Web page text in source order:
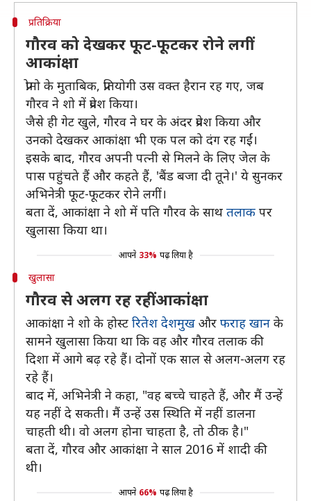
प्रतिक्रिया
गौरव को देखकर फूट-फूटकर रोने लगीं
आकांक्षा
प्रोमो के मुताबिक, प्रतियोगी उस वक्त हैरान रह गए, जब
गौरव ने शो में प्रवेश किया।
जैसे ही गेट खुले, गौरव ने घर के अंदर प्रवेश किया और
उनको देखकर आकांक्षा भी एक पल को दंग रह गईं।
इसके बाद, गौरव अपनी पत्नी से मिलने के लिए जेल के
पास पहुंचते हैं और कहते हैं, 'बैंड बजा दी तूने।' ये सुनकर
अभिनेत्री फूट-फूटकर रोने लगीं।
बता दें, आकांक्षा ने शो में पति गौरव के साथ तलाक पर
खुलासा किया था।
आपने 33% पढ़ लिया है
खुलासा
गौरव से अलग रह रहीं आकांक्षा
आकांक्षा ने शो के होस्ट रितेश देशमुख और फराह खान के
सामने खुलासा किया था कि वह और गौरव तलाक की
दिशा में आगे बढ़ रहे हैं। दोनों एक साल से अलग-अलग रह
रहे हैं।
बाद में, अभिनेत्री ने कहा, "वह बच्चे चाहते हैं, और मैं उन्हें
यह नहीं दे सकती। मैं उन्हें उस स्थिति में नहीं डालना
चाहती थी। वो अलग होना चाहता है, तो ठीक है।"
बता दें, गौरव और आकांक्षा ने साल 2016 में शादी की
थी।
आपने 66% पढ़ लिया है